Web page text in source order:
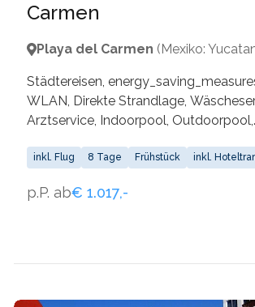
Carmen
Playa del Carmen (Mexiko:
Städtereisen,
WLAN, Direkte Strandlage,
Arztservice, Indoorpool, Outdoorpool,
waste_separation,
inkl. Flug 8 Tage Frühstück inkl.
p.P. ab€ 1.017,-